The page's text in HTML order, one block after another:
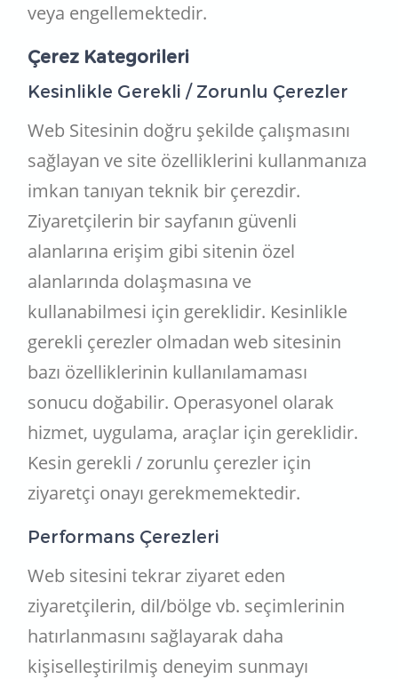
veya engellemektedir.
Çerez Kategorileri
Kesinlikle Gerekli / Zorunlu Çerezler
Web Sitesinin doğru şekilde çalışmasını
sağlayan ve site özelliklerini kullanmanıza
imkan tanıyan teknik bir çerezdir.
Ziyaretçilerin bir sayfanın güvenli
alanlarına erişim gibi sitenin özel
alanlarında dolaşmasına ve
kullanabilmesi için gereklidir. Kesinlikle
gerekli çerezler olmadan web sitesinin
bazı özelliklerinin kullanılamaması
sonucu doğabilir. Operasyonel olarak
hizmet, uygulama, araçlar için gereklidir.
Kesin gerekli / zorunlu çerezler için
ziyaretçi onayı gerekmemektedir.
Performans Çerezleri
Web sitesini tekrar ziyaret eden
ziyaretçilerin, dil/bölge vb. seçimlerinin
hatırlanmasını sağlayarak daha
kişiselleştirilmiş deneyim sunmayı